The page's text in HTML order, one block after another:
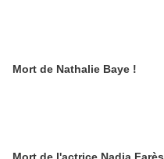
Mort de Nathalie Baye !